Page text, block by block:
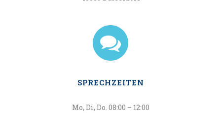
SPRECHZEITEN
Mo, Di, Do. 08:00 – 12:00